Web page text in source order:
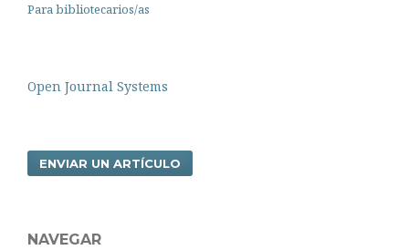
Para bibliotecarios/as
Open Journal Systems
ENVIAR UN ARTÍCULO
NAVEGAR